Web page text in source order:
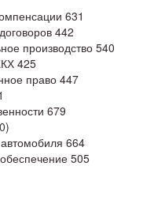
631
442
производство 540
425
право447
679
664
505